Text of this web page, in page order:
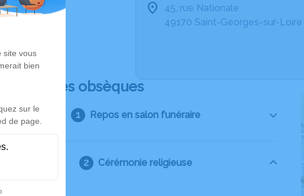
45, rue Nationale
49170 Saint-Georges-sur-Loire
Déroulé des obsèques
Repos en salon funéraire
Cérémonie religieuse